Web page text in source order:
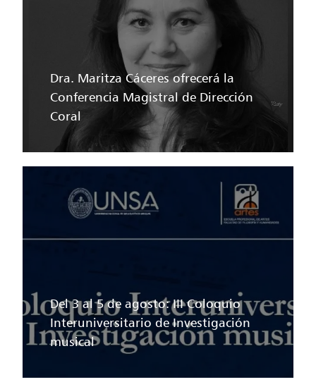
Dra. Maritza Cáceres ofrecerá la
Conferencia Magistral de Dirección
Coral
Del 3 al 5 de agosto: III Coloquio
Interuniversitario de Investigación
musical